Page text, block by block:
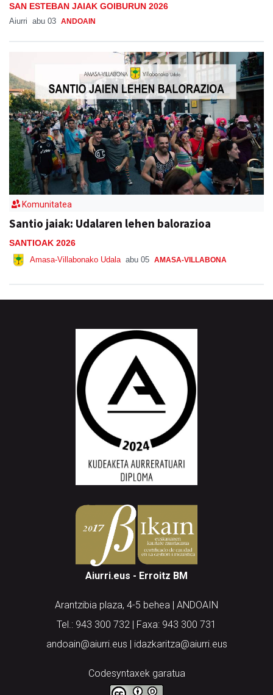
SAN ESTEBAN JAIAK GOIBURUN 2026
Aiurri abu 03 ANDOAIN
Komunitatea
Santio jaiak: Udalaren lehen balorazioa
SANTIOAK 2026
Amasa-Villabonako Udala abu 05 AMASA-VILLABONA
Aiurri.eus - Erroitz BM
Arantzibia plaza, 4-5 behea | ANDOAIN
Tel.: 943 300 732 | Faxa: 943 300 731
andoain@aiurri.eus | idazkaritza@aiurri.eus
Codesyntaxek garatua